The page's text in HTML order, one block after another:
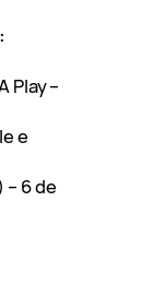
Play –
e
6 de